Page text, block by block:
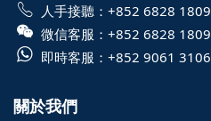
人手接聽： +852 6828 1809
微信客服： +852 6828 1809
即時客服： +852 9061 3106
關於我們